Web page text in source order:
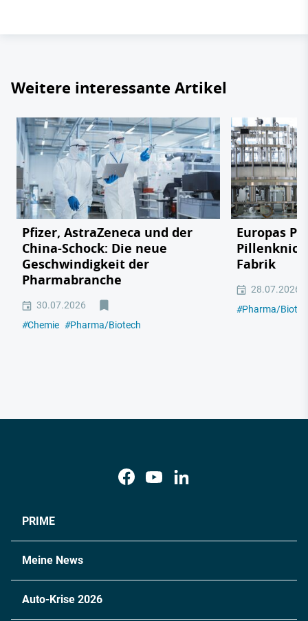
Weitere interessante Artikel
Pfizer, AstraZeneca und der
China-Schock: Die neue
Geschwindigkeit der
Pharmabranche
30.07.2026
#Chemie #Pharma/Biotech
Europas
Fabrik
28.07.2026
#Pharma/
PRIME
Meine News
Auto-Krise 2026